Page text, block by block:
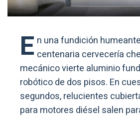
E n una fundición
centenaria cervecería
mecánico vierte aluminio
robótico de dos pisos. En
segundos, relucientes
para motores diésel salen